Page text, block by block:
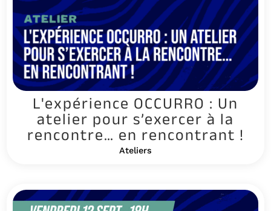
L'expérience OCCURRO : Un
atelier pour s’exercer à la
rencontre… en rencontrant !
Ateliers